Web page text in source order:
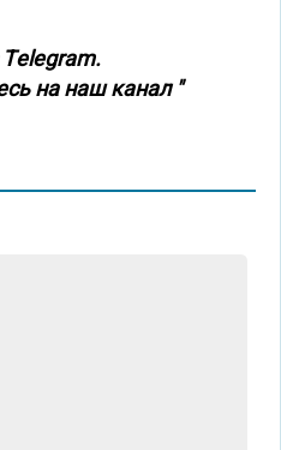
Тelegram.
на наш канал "